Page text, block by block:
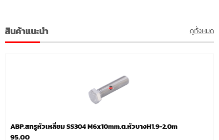
สินค้าแนะนำ ดูทั้งหมด
ABP.สกรูหัวเหลี่ยม SS304 M6x10mm.ต.หัวบางH1.9-2.0m
95.00